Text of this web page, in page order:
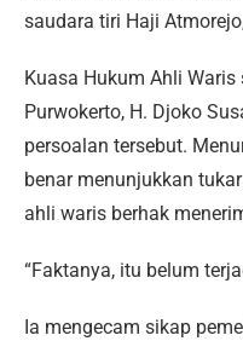
saudara tiri Haji
Kuasa Hukum Ahli Waris
Purwokerto, H. Djoko
persoalan tersebut.
benar menunjukkan
ahli waris berhak
“Faktanya, itu belum
Ia mengecam sikap